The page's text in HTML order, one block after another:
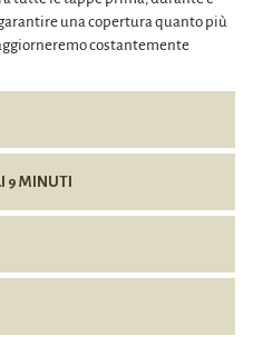
una copertura quanto più
costantemente
9 MINUTI